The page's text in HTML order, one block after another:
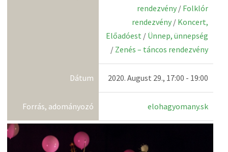
rendezvény / Folklór
rendezvény / Koncert,
Előadóest / Ünnep, ünnepség
/ Zenés – táncos rendezvény
Dátum 2020. August 29., 17:00 - 19:00
Forrás, adományozó elohagyomany.sk